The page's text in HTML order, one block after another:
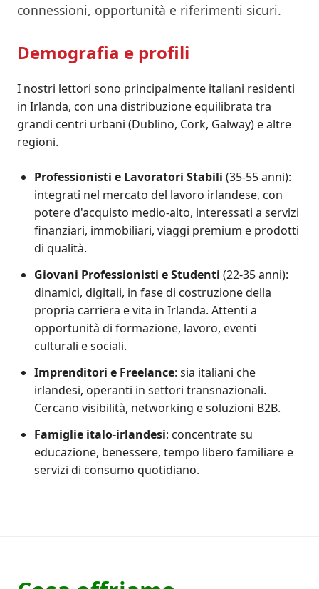
connessioni, opportunità e riferimenti sicuri.
Demografia e profili
I nostri lettori sono principalmente italiani residenti
in Irlanda, con una distribuzione equilibrata tra
grandi centri urbani (Dublino, Cork, Galway) e altre
regioni.
Professionisti e Lavoratori Stabili (35-55 anni):
integrati nel mercato del lavoro irlandese, con
potere d'acquisto medio-alto, interessati a servizi
finanziari, immobiliari, viaggi premium e prodotti
di qualità.
Giovani Professionisti e Studenti (22-35 anni):
dinamici, digitali, in fase di costruzione della
propria carriera e vita in Irlanda. Attenti a
opportunità di formazione, lavoro, eventi
culturali e sociali.
Imprenditori e Freelance: sia italiani che
irlandesi, operanti in settori transnazionali.
Cercano visibilità, networking e soluzioni B2B.
Famiglie italo-irlandesi: concentrate su
educazione, benessere, tempo libero familiare e
servizi di consumo quotidiano.